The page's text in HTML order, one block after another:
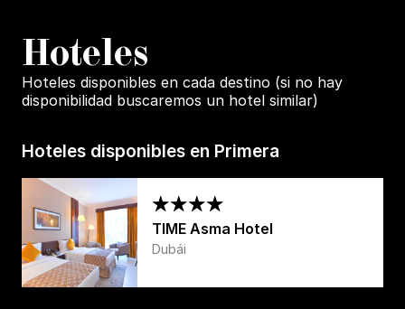
Hoteles
Hoteles disponibles en cada destino (si no hay
disponibilidad buscaremos un hotel similar)
Hoteles disponibles en Primera
TIME Asma Hotel
Dubái